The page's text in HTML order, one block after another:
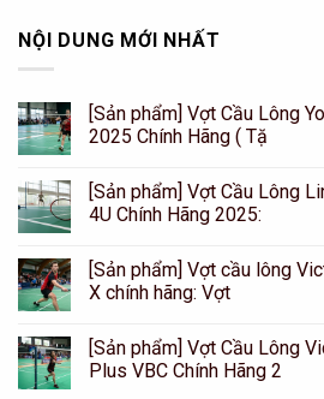
NỘI DUNG MỚI NHẤT
[Sản phẩm] Vợt Cầu Lông
2025 Chính Hãng ( Tặ
[Sản phẩm] Vợt Cầu Lông
4U Chính Hãng 2025:
[Sản phẩm] Vợt cầu lông
X chính hãng: Vợt
[Sản phẩm] Vợt Cầu Lông
Plus VBC Chính Hãng 2